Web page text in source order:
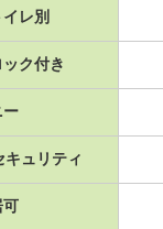
レ別
ク付き
ー
キュリティ
可